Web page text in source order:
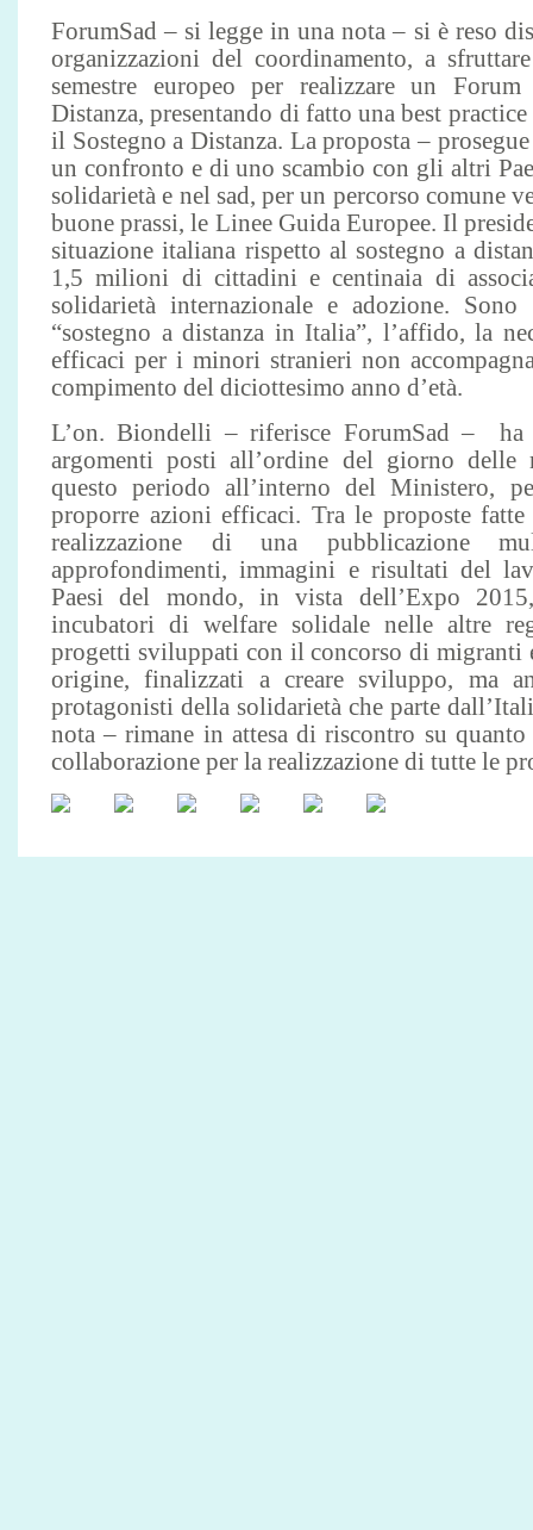
ForumSad – si legge in una nota – si è reso
organizzazioni del coordinamento, a
semestre europeo per realizzare un
Distanza, presentando di fatto una best
il Sostegno a Distanza. La proposta –
un confronto e di uno scambio con gli altri
solidarietà e nel sad, per un percorso comune
buone prassi, le Linee Guida Europee. Il
situazione italiana rispetto al sostegno a
1,5 milioni di cittadini e centinaia di
solidarietà internazionale e adozione.
“sostegno a distanza in Italia”, l’affido, la
efficaci per i minori stranieri non
compimento del diciottesimo anno d’età.
L’on. Biondelli – riferisce ForumSad – ha
argomenti posti all’ordine del giorno
questo periodo all’interno del Ministero,
proporre azioni efficaci. Tra le proposte fatte
realizzazione di una pubblicazione
approfondimenti, immagini e risultati del
Paesi del mondo, in vista dell’Expo
incubatori di welfare solidale nelle altre
progetti sviluppati con il concorso di migranti
origine, finalizzati a creare sviluppo, ma
protagonisti della solidarietà che parte
nota – rimane in attesa di riscontro su quanto
collaborazione per la realizzazione di tutte le